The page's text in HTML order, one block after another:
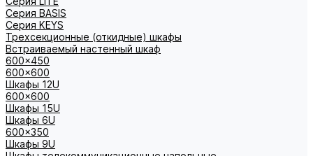
Cерия BASIS
Cерия KEYS
Трехсекционные (откидные) шкафы
Встраиваемый настенный шкаф
600x450
600x600
Шкафы 12U
600x600
Шкафы 15U
Шкафы 6U
600x350
Шкафы 9U